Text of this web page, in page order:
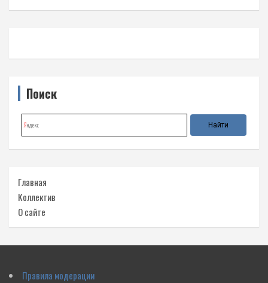
Поиск
Главная
Коллектив
О сайте
Правила модерации